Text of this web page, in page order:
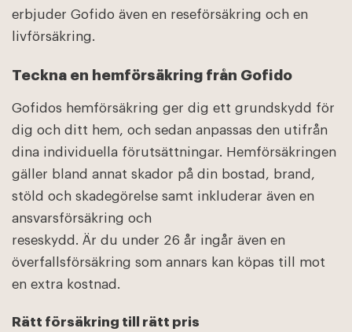
erbjuder Gofido även en reseförsäkring och en
livförsäkring.
Teckna en hemförsäkring från Gofido
Gofidos hemförsäkring ger dig ett grundskydd för
dig och ditt hem, och sedan anpassas den utifrån
dina individuella förutsättningar. Hemförsäkringen
gäller bland annat skador på din bostad, brand,
stöld och skadegörelse samt inkluderar även en
ansvarsförsäkring och
reseskydd. Är du under 26 år ingår även en
överfallsförsäkring som annars kan köpas till mot
en extra kostnad.
Rätt försäkring till rätt pris